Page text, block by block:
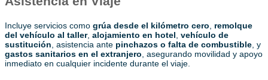
Incluye servicios como grúa desde el kilómetro cero, remolque
del vehículo al taller, alojamiento en hotel, vehículo de
sustitución, asistencia ante pinchazos o falta de combustible, y
gastos sanitarios en el extranjero, asegurando movilidad y apoyo
inmediato en cualquier incidente durante el viaje.